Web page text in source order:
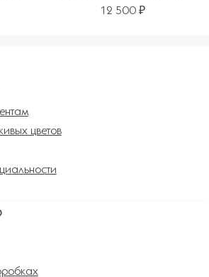
12 500 ₽
цветов